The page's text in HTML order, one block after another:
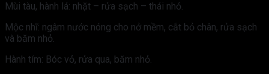
Mùi tàu, hành lá: nhặt – rửa sạch – thái nhỏ.
Mộc nhĩ: ngâm nước nóng cho nở mềm, cắt bỏ chân, rửa sạch
và băm nhỏ.
Hành tím: Bóc vỏ, rửa qua, băm nhỏ.